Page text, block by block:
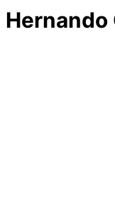
Hernando